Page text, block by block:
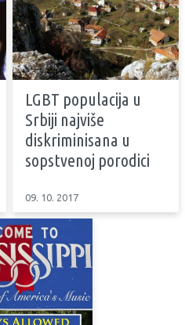
LGBT populacija u
Srbiji najviše
diskriminisana u
sopstvenoj porodici
09. 10. 2017